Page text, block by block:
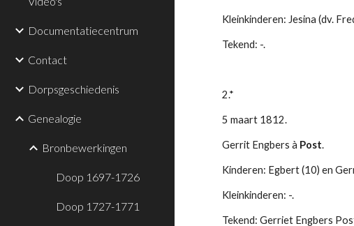
Documentatiecentrum
Contact
Dorpsgeschiedenis
Genealogie
Bronbewerkingen
Doop 1697-1726
Doop 1727-1771
Kleinkinderen: Jesina (dv.
Tekend: -.
2.*
5 maart 1812.
Gerrit Engbers à Post.
Kinderen: Egbert (10) en
Kleinkinderen: -.
Tekend: Gerriet Engbers